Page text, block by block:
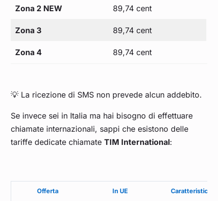
Zona 2 NEW 89,74 cent
Zona 3 89,74 cent
Zona 4 89,74 cent
💡 La ricezione di SMS non prevede alcun addebito.
Se invece sei in Italia ma hai bisogno di effettuare
chiamate internazionali, sappi che esistono delle
tariffe dedicate chiamateTIM International:
Offerta In UE Caratteristiche